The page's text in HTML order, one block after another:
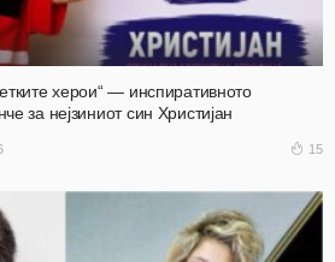
херои“ — инспиративното
за нејзиниот син Христијан
15